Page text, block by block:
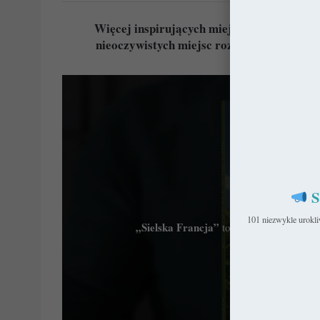
Więcej inspirujących miejsc znajdziesz w
nieoczywistych miejsc rozsianych od
„Sielska Francja” to przewodnik po
101 niezwykle